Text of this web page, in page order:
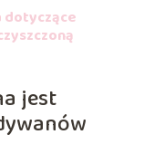
dotyczące
jest